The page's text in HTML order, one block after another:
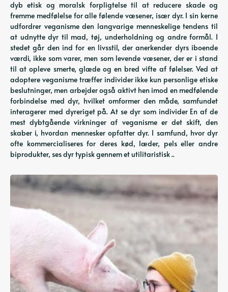
dyb etisk og moralsk forpligtelse til at reducere skade og
fremme medfølelse for alle følende væsener, især dyr. I sin kerne
udfordrer veganisme den langvarige menneskelige tendens til
at udnytte dyr til mad, tøj, underholdning og andre formål. I
stedet går den ind for en livsstil, der anerkender dyrs iboende
værdi, ikke som varer, men som levende væsener, der er i stand
til at opleve smerte, glæde og en bred vifte af følelser. Ved at
adoptere veganisme træffer individer ikke kun personlige etiske
beslutninger, men arbejder også aktivt hen imod en medfølende
forbindelse med dyr, hvilket omformer den måde, samfundet
interagerer med dyreriget på. At se dyr som individer En af de
mest dybtgående virkninger af veganisme er det skift, den
skaber i, hvordan mennesker opfatter dyr. I samfund, hvor dyr
ofte kommercialiseres for deres kød, læder, pels eller andre
biprodukter, ses dyr typisk gennem et utilitaristisk ..